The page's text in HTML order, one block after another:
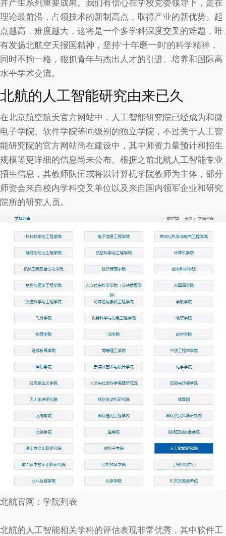
并产生系列重要成果。我们有信心在学校党委领导下，走在
理论最前沿，占领技术的新制高点，取得产业的新优势。起
点越高，难度越大，这将是一个多学科深度交叉的难题，唯
有发扬北航空天报国精神，坚持‘十年磨一剑’的科学精神，
同时不拘一格，狠抓青年与杰出人才的引进、培养和国际高
水平学术交流。
北航的人工智能研究由来已久
在北京航空航天官方网站中，人工智能研究院已经成为和微
电子学院、软件学院等同级别的独立学院，不过关于人工智
能研究院的官方网站尚在建设中，其中师资力量预计和招生
规模等更详细的信息尚未公布。根据之前北航人工智能专业
招生信息，其教师队伍或将以计算机学院教师为主体，部分
师资会来自校内学科交叉单位以及来自国内领军企业和研究
院所的研究人员。
北航官网：学院列表
北航的人工智能相关学科的评估表现非常优秀，其中软件工